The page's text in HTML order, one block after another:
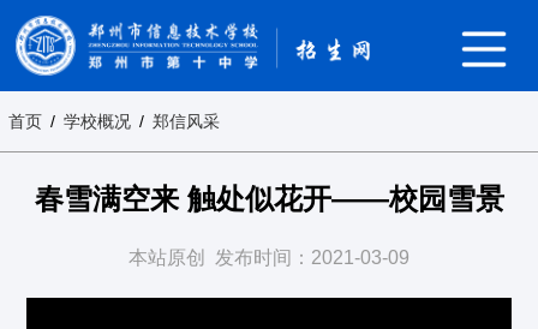
首页 / 学校概况 / 郑信风采
春雪满空来 触处似花开——校园雪景
本站原创 发布时间：2021-03-09